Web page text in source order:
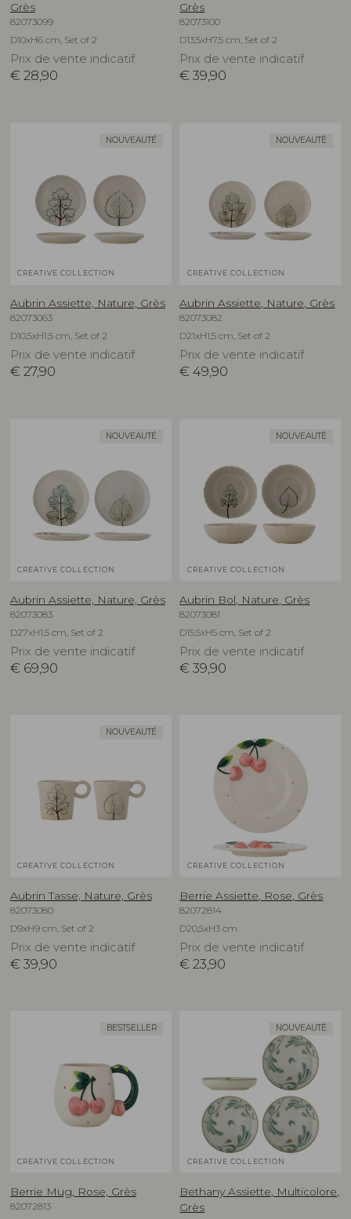
Grès
82073099
D10xH6 cm, Set of 2
Prix de vente indicatif
€ 28,90
Grès
82073100
D13,5xH7,5 cm, Set of 2
Prix de vente indicatif
€ 39,90
NOUVEAUTÉ
CREATIVE COLLECTION
Aubrin Assiette, Nature, Grès
82073063
D10,5xH1,5 cm, Set of 2
Prix de vente indicatif
€ 27,90
NOUVEAUTÉ
CREATIVE COLLECTION
Aubrin Assiette, Nature, Grès
82073082
D21xH1,5 cm, Set of 2
Prix de vente indicatif
€ 49,90
NOUVEAUTÉ
CREATIVE COLLECTION
Aubrin Assiette, Nature, Grès
82073083
D27xH1,5 cm, Set of 2
Prix de vente indicatif
€ 69,90
NOUVEAUTÉ
CREATIVE COLLECTION
Aubrin Bol, Nature, Grès
82073081
D15,5xH5 cm, Set of 2
Prix de vente indicatif
€ 39,90
NOUVEAUTÉ
CREATIVE COLLECTION
Aubrin Tasse, Nature, Grès
82073080
D9xH9 cm, Set of 2
Prix de vente indicatif
€ 39,90
CREATIVE COLLECTION
Berrie Assiette, Rose, Grès
82072814
D20,5xH3 cm
Prix de vente indicatif
€ 23,90
BESTSELLER
CREATIVE COLLECTION
Berrie Mug, Rose, Grès
82072813
NOUVEAUTÉ
CREATIVE COLLECTION
Bethany Assiette, Multicolore,
Grès